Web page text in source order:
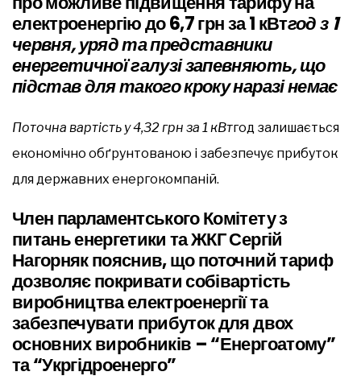
електроенергію до 6,7 грн за 1 кВтгод з 1
червня, уряд та представники
енергетичної галузі запевняють, що
підстав для такого кроку наразі немає
Поточна вартість у 4,32 грн за 1 кВтгод залишається
економічно обґрунтованою і забезпечує прибуток
для державних енергокомпаній.
Член парламентського Комітету з
питань енергетики та ЖКГ Сергій
Нагорняк пояснив, що поточний тариф
дозволяє покривати собівартість
виробництва електроенергії та
забезпечувати прибуток для двох
основних виробників – “Енергоатому”
та “Укргідроенерго”